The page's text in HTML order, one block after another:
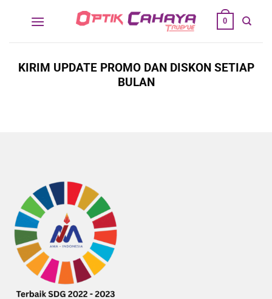
0
KIRIM UPDATE PROMO DAN DISKON SETIAP
BULAN